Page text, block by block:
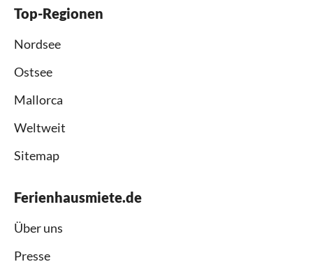
Top-Regionen
Nordsee
Ostsee
Mallorca
Weltweit
Sitemap
Ferienhausmiete.de
Über uns
Presse